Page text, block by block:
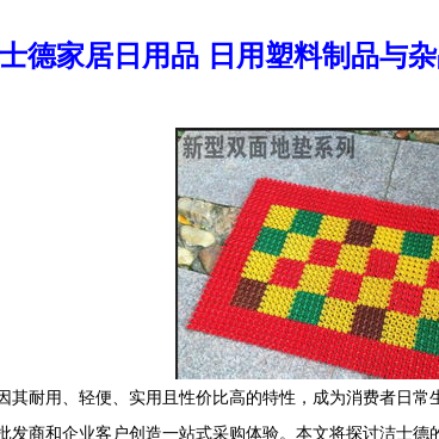
德家居日用品 日用塑料制品与
其耐用、轻便、实用且性价比高的特性，成为消费者日
发商和企业客户创造一站式采购体验。本文将探讨洁士